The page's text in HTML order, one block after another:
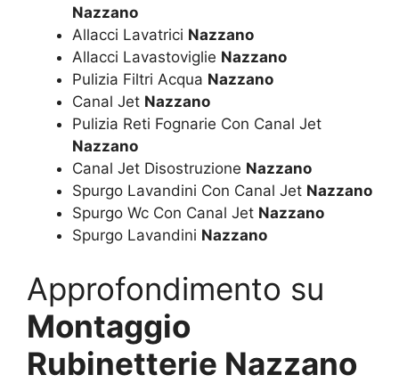
Nazzano
Allacci Lavatrici Nazzano
Allacci Lavastoviglie Nazzano
Pulizia Filtri Acqua Nazzano
Canal Jet Nazzano
Pulizia Reti Fognarie Con Canal Jet
Nazzano
Canal Jet Disostruzione Nazzano
Spurgo Lavandini Con Canal Jet Nazzano
Spurgo Wc Con Canal Jet Nazzano
Spurgo Lavandini Nazzano
Approfondimento su
Montaggio
Rubinetterie Nazzano